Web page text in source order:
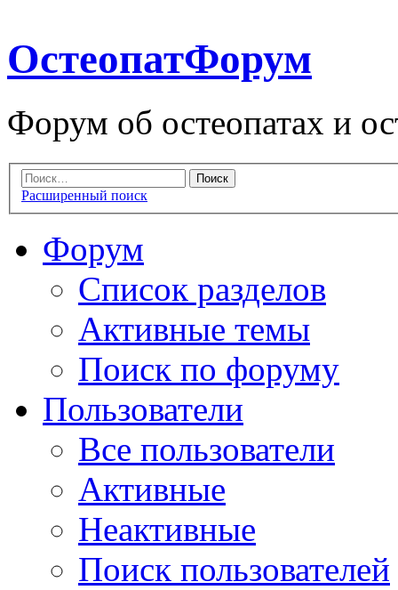
ОстеопатФорум
Форум об остеопатах и
Расширенный поиск
Форум
Список разделов
Активные темы
Поиск по форуму
Пользователи
Все пользователи
Активные
Неактивные
Поиск пользователей